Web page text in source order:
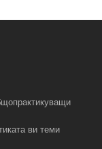
ви теми